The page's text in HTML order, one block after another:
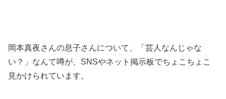
岡本真夜さんの息子さんについて、「芸人なんじゃな
い？」なんて噂が、SNSやネット掲示板でちょこちょこ
見かけられています。